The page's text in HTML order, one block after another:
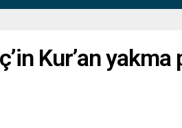
Kur’an